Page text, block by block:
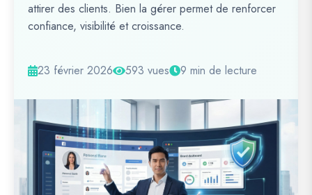
attirer des clients. Bien la gérer permet de renforcer
confiance, visibilité et croissance.
23 février 2026 593 vues 9 min de lecture